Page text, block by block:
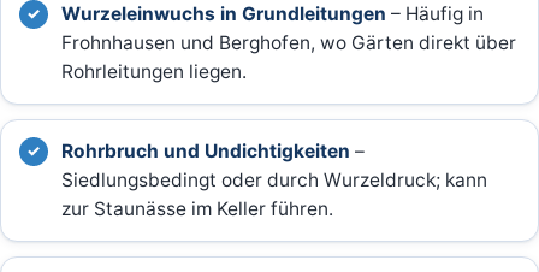
Wurzeleinwuchs in Grundleitungen – Häufig in
Frohnhausen und Berghofen, wo Gärten direkt über
Rohrleitungen liegen.
Rohrbruch und Undichtigkeiten –
Siedlungsbedingt oder durch Wurzeldruck; kann
zur Staunässe im Keller führen.